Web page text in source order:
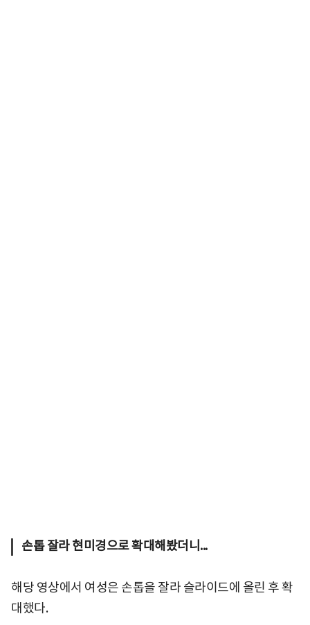
손톱 잘라 현미경으로 확대해봤더니...
해당 영상에서 여성은 손톱을 잘라 슬라이드에 올린 후 확
대했다.